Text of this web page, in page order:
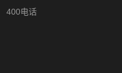
400电话